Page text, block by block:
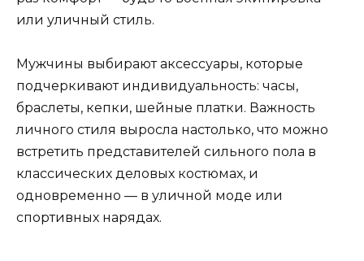
или уличный стиль.
Мужчины выбирают аксессуары, которые
подчеркивают индивидуальность: часы,
браслеты, кепки, шейные платки. Важность
личного стиля выросла настолько, что можно
встретить представителей сильного пола в
классических деловых костюмах, и
одновременно — в уличной моде или
спортивных нарядах.